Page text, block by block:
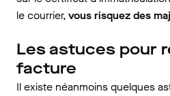
le courrier,vous risquez des
Les astuces pour
facture
Il existe néanmoins quelques